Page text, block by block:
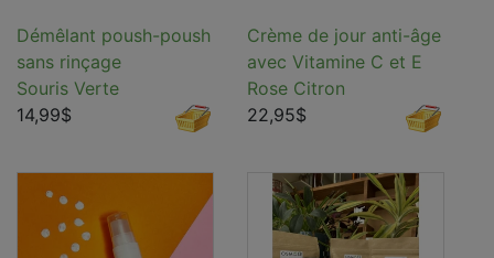
Démêlant poush-poush
sans rinçage
Souris Verte
14,99$
Crème de jour anti-âge
avec Vitamine C et E
Rose Citron
22,95$